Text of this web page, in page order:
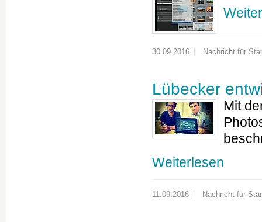
30.09.2016 Nachricht für
Lübecker
Mit
Weiterlesen
11.09.2016 Nachricht für